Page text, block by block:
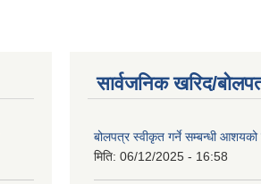
सार्वजनिक खरिद/
बोलपत्र स्वीकृत गर्ने सम्बन्धी
मिति: 06/12/2025 - 16:58